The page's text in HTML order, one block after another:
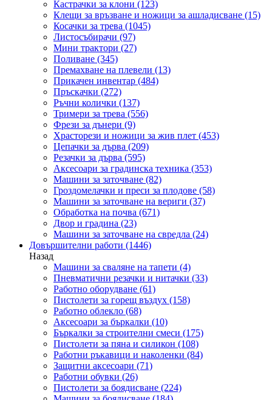
Кастрачки за клони (123)
Клещи за връзване и ножици за ашладисване (15)
Косачки за трева (1045)
Листосъбирачи (97)
Мини трактори (27)
Поливане (345)
Премахване на плевели (13)
Прикачен инвентар (484)
Пръскачки (272)
Ръчни колички (137)
Тримери за трева (556)
Фрези за дънери (9)
Храсторези и ножици за жив плет (453)
Цепачки за дърва (209)
Резачки за дърва (595)
Аксесоари за градинска техника (353)
Машини за заточване (82)
Гроздомелачки и преси за плодове (58)
Машини за заточване на вериги (37)
Обработка на почва (671)
Двор и градина (23)
Машини за заточване на свредла (24)
Довършителни работи (1446)
Назад
Машини за сваляне на тапети (4)
Пневматични резачки и нитачки (33)
Работно оборудване (61)
Пистолети за горещ въздух (158)
Работно облекло (68)
Аксесоари за бъркалки (10)
Бъркалки за строителни смеси (175)
Пистолети за пяна и силикон (108)
Работни ръкавици и наколенки (84)
Защитни аксесоари (71)
Работни обувки (26)
Пистолети за боядисване (224)